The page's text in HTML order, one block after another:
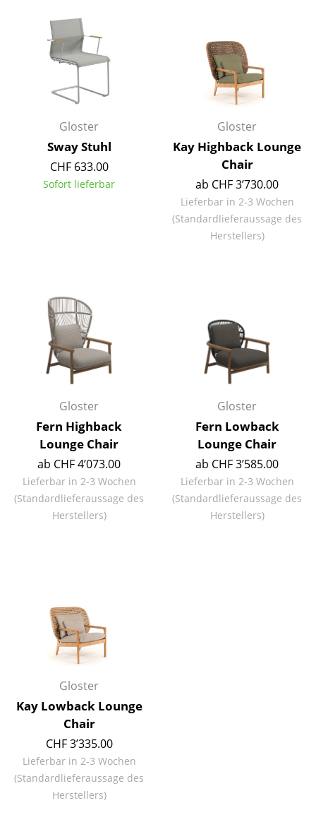
Beistelltische
Couchtische
Schreibtische
Sekretäre & PC-Tische
Konferenztische
Stehtische & Stehpulte
Kindertische
... alle Tische
Aufbewahren
Regale & Schränke
Wandregale
Sideboards & Kommoden
TV Möbel
Beistell- & Rollcontainer
Einzelteile
... alle Aufbewahrungsmöbel
Hängeleuchten & Deckenleuchten
Tischleuchten
Schreibtischleuchten
Stehleuchten & Leseleuchten
Gloster
Sway Stuhl
CHF 633.00
Sofort lieferbar
Gloster
Kay Highback Lounge
Chair
ab CHF 3’730.00
Lieferbar in 2-3 Wochen
(Standardlieferaussage des
Herstellers)
Gloster
Fern Highback
Lounge Chair
ab CHF 4’073.00
Lieferbar in 2-3 Wochen
(Standardlieferaussage des
Herstellers)
Gloster
Fern Lowback
Lounge Chair
ab CHF 3’585.00
Lieferbar in 2-3 Wochen
(Standardlieferaussage des
Herstellers)
Gloster
Kay Lowback Lounge
Chair
CHF 3’335.00
Lieferbar in 2-3 Wochen
(Standardlieferaussage des
Herstellers)